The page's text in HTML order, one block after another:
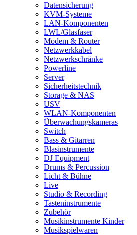
Datensicherung
KVM-Systeme
LAN-Komponenten
LWL/Glasfaser
Modem & Router
Netzwerkkabel
Netzwerkschränke
Powerline
Server
Sicherheitstechnik
Storage & NAS
USV
WLAN-Komponenten
Überwachungskameras
Switch
Bass & Gitarren
Blasinstrumente
DJ Equipment
Drums & Percussion
Licht & Bühne
Live
Studio & Recording
Tasteninstrumente
Zubehör
Musikinstrumente Kinder
Musikspielwaren